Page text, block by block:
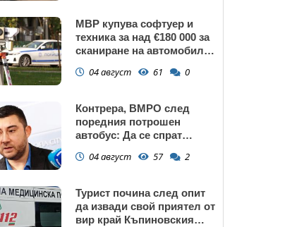
МВР купува софтуер и
техника за над €180 000 за
сканиране на автомобили
04 август 61 0
Контрера, ВМРО след
поредния потрошен
автобус: Да се спрат
махали и гета в София!
04 август 57 2
Турист почина след опит
да извади свой приятел от
вир край Къпиновския